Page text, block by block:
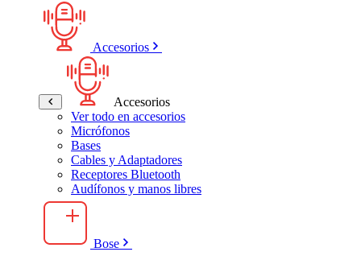
Accesorios
Accesorios
Ver todo en accesorios
Micrófonos
Bases
Cables y Adaptadores
Receptores Bluetooth
Audífonos y manos libres
Bose